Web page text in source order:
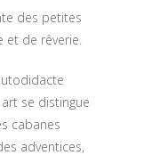
des petites
de rêverie.
se distingue
cabanes
adventices,